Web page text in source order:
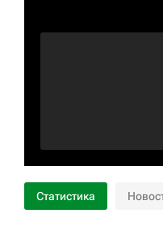
Статистика